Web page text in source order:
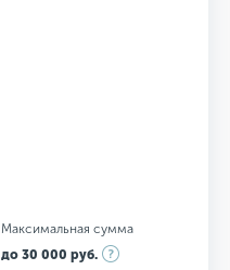
Максимальная сумма
до 30 000 руб.